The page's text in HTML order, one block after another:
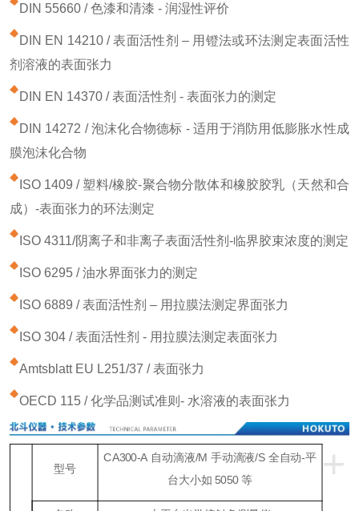
DIN 55660 / 色漆和清漆 - 润湿性评价
DIN EN 14210 / 表面活性剂 – 用镫法或环法测定表面活性
剂溶液的表面张力
DIN EN 14370 / 表面活性剂 - 表面张力的测定
DIN 14272 / 泡沫化合物德标 - 适用于消防用低膨胀水性成
膜泡沫化合物
ISO 1409 / 塑料/橡胶-聚合物分散体和橡胶胶乳（天然和合
成）-表面张力的环法测定
ISO 4311/阴离子和非离子表面活性剂-临界胶束浓度的测定
ISO 6295 / 油水界面张力的测定
ISO 6889 / 表面活性剂 – 用拉膜法测定界面张力
ISO 304 / 表面活性剂 - 用拉膜法测定表面张力
Amtsblatt EU L251/37 / 表面张力
OECD 115 / 化学品测试准则- 水溶液的表面张力
+
型号
CA300-A 自动滴液/M 手动滴液/S 全自动-平
台大小如 5050等